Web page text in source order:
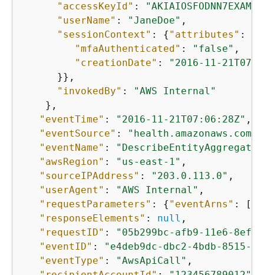
"accessKeyId" :
"userName" : "JaneDoe" ,
"sessionContext" : { "attributes" :
"mfaAuthenticated" : "false" ,
"creationDate" :
"2016-11-
      }},
"invokedBy" :
"AWS Internal"
    },
"eventTime" : "2016-11-21T07:06:28Z" ,
"eventSource" : "health.amazonaws.com"
"eventName" :
"awsRegion" : " us-east-1" ,
"sourceIPAddress" : "203.0.113.0" ,
"userAgent" : "AWS Internal" ,
"requestParameters" : { "eventArns" : [
"responseElements" : null ,
"requestID" :
"05b299bc-afb9-11e6-
"eventID" :
"e4deb9dc-dbc2-4bdb-8515-
"eventType" : "AwsApiCall" ,